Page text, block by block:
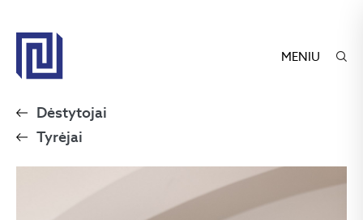
MENIU
Dėstytojai
Tyrėjai